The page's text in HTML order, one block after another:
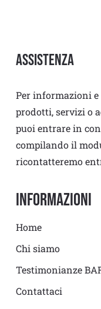
Assistenza
Per informazioni
prodotti, servizi o
puoi entrare in
compilando il
ricontatteremo
Informazioni
Home
Chi siamo
Testimonianze
Contattaci